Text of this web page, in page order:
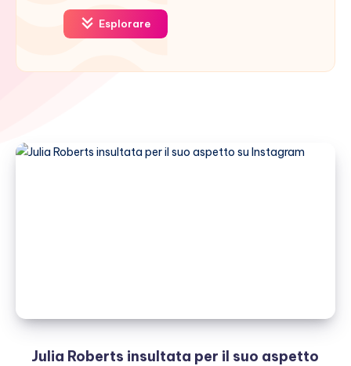
Esplorare
Julia Roberts insultata per il suo aspetto